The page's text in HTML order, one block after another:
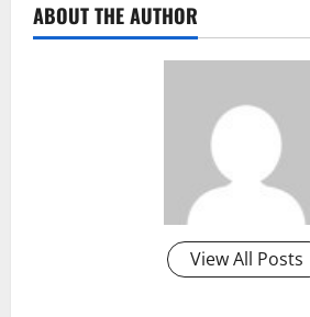
ABOUT THE AUTHOR
View All Posts